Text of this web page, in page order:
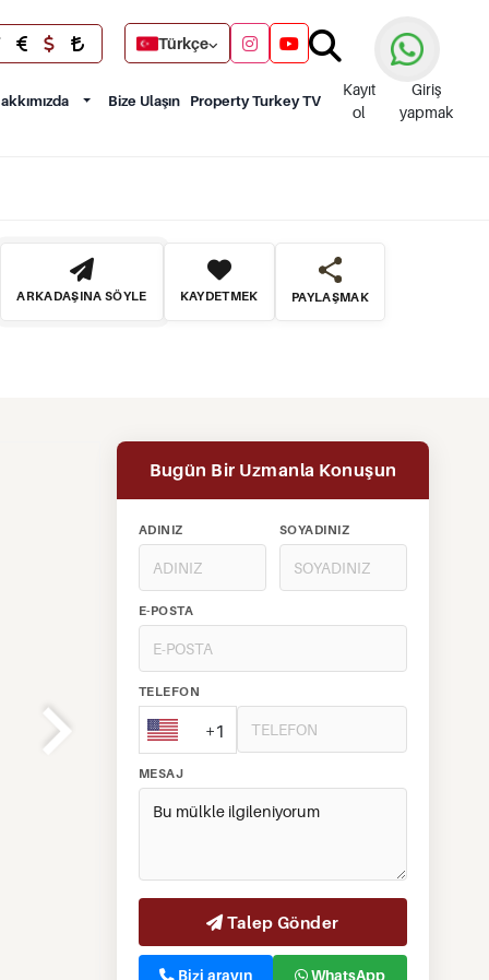
Türkçe
Bize Ulaşın Property Turkey TV
Kayıt
ol
Giriş
yapmak
ARKADAŞINA SÖYLE KAYDETMEK PAYLAŞMAK
Bugün Bir Uzmanla Konuşun
ADINIZ SOYADINIZ
E-POSTA
TELEFON
+1
MESAJ
Talep Gönder
Bizi arayın WhatsApp